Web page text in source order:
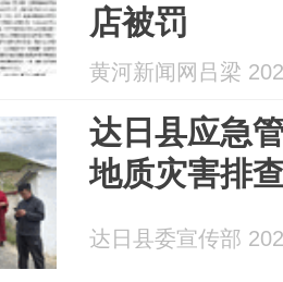
店被罚
黄河新闻网吕梁
达日县应急
地质灾害排
达日县委宣传部